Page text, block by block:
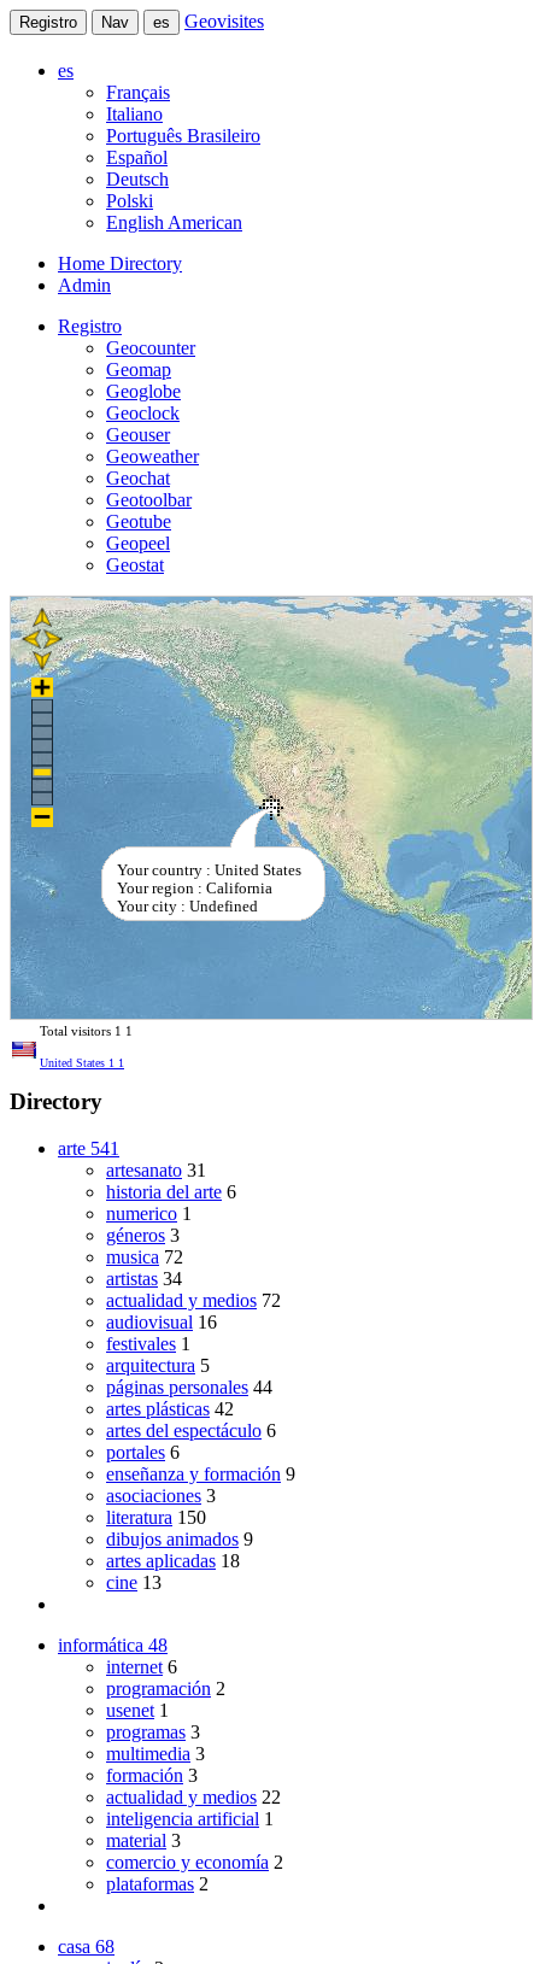
Registro Nav es Geovisites
es
Français
Italiano
Português Brasileiro
Español
Deutsch
Polski
English American
Home Directory
Admin
Registro
Geocounter
Geomap
Geoglobe
Geoclock
Geouser
Geoweather
Geochat
Geotoolbar
Geotube
Geopeel
Geostat
Your country : United States
Your region : California
Your city : Undefined
Total visitors 1 1
United States 1 1
Directory
arte 541
artesanato 31
historia del arte 6
numerico 1
géneros 3
musica 72
artistas 34
actualidad y medios 72
audiovisual 16
festivales 1
arquitectura 5
páginas personales 44
artes plásticas 42
artes del espectáculo 6
portales 6
enseñanza y formación 9
asociaciones 3
literatura 150
dibujos animados 9
artes aplicadas 18
cine 13
informática 48
internet 6
programación 2
usenet 1
programas 3
multimedia 3
formación 3
actualidad y medios 22
inteligencia artificial 1
material 3
comercio y economía 2
plataformas 2
casa 68